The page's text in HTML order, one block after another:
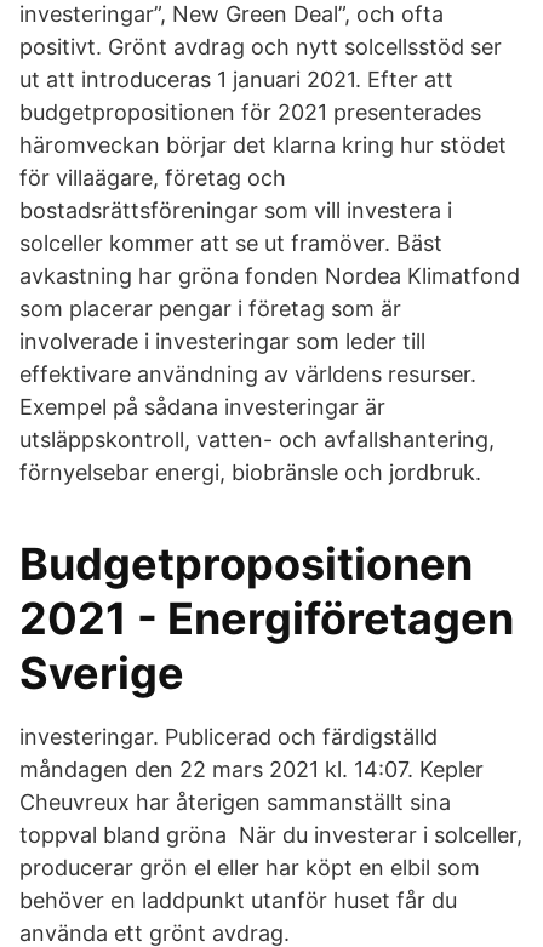
investeringar”, New Green Deal”, och ofta
positivt. Grönt avdrag och nytt solcellsstöd ser
ut att introduceras 1 januari 2021. Efter att
budgetpropositionen för 2021 presenterades
häromveckan börjar det klarna kring hur stödet
för villaägare, företag och
bostadsrättsföreningar som vill investera i
solceller kommer att se ut framöver. Bäst
avkastning har gröna fonden Nordea Klimatfond
som placerar pengar i företag som är
involverade i investeringar som leder till
effektivare användning av världens resurser.
Exempel på sådana investeringar är
utsläppskontroll, vatten- och avfallshantering,
förnyelsebar energi, biobränsle och jordbruk.
Budgetpropositionen
2021 - Energiföretagen
Sverige
investeringar. Publicerad och färdigställd
måndagen den 22 mars 2021 kl. 14:07. Kepler
Cheuvreux har återigen sammanställt sina
toppval bland gröna När du investerar i solceller,
producerar grön el eller har köpt en elbil som
behöver en laddpunkt utanför huset får du
använda ett grönt avdrag.